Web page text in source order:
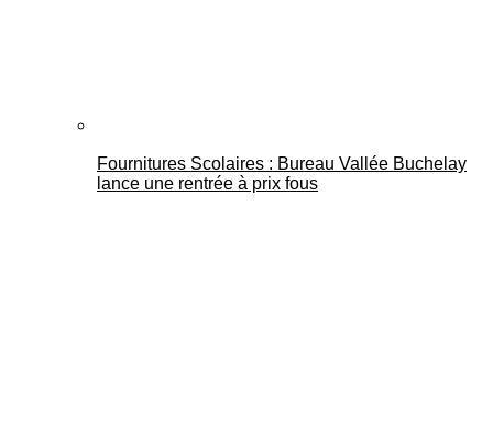
Fournitures Scolaires : Bureau Vallée Buchelay
lance une rentrée à prix fous